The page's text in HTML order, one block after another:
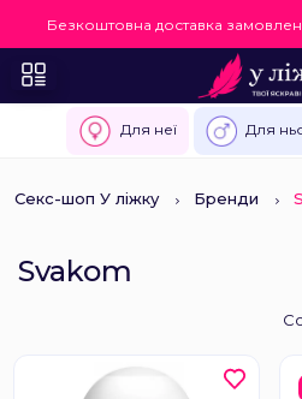
Безкоштовна доставка
Для неї Для
Секс-шоп У ліжку Бренди
Svakom